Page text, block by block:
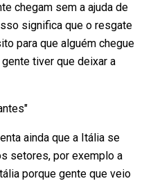
chegam sem a ajuda de
significa que o resgate
para que alguém chegue
tiver que deixar a
ainda que a Itália se
setores, por exemplo a
porque gente que veio